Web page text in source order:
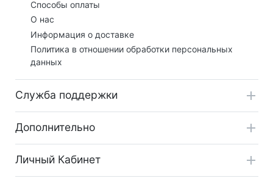
Способы оплаты
О нас
Информация о доставке
Политика в отношении обработки персональных
данных
Служба поддержки
Дополнительно
Личный Кабинет